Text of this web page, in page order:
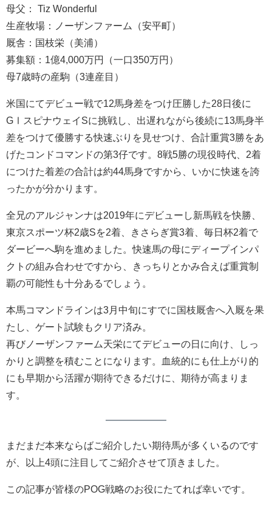
母父： Tiz Wonderful
生産牧場：ノーザンファーム（安平町）
厩舎：国枝栄（美浦）
募集額：1億4,000万円（一口350万円）
母7歳時の産駒（3連産目）
米国にてデビュー戦で12馬身差をつけ圧勝した28日後に
GⅠスピナウェイSに挑戦し、出遅れながら後続に13馬身半
差をつけて優勝する快速ぶりを見せつけ、合計重賞3勝をあ
げたコンドコマンドの第3仔です。8戦5勝の現役時代、2着
につけた着差の合計は約44馬身ですから、いかに快速を誇
ったかが分かります。
全兄のアルジャンナは2019年にデビューし新馬戦を快勝、
東京スポーツ杯2歳Sを2着、きさらぎ賞3着、毎日杯2着で
ダービーへ駒を進めました。快速馬の母にディープインパ
クトの組み合わせですから、きっちりとかみ合えば重賞制
覇の可能性も十分あるでしょう。
本馬コマンドラインは3月中旬にすでに国枝厩舎へ入厩を果
たし、ゲート試験もクリア済み。
再びノーザンファーム天栄にてデビューの日に向け、しっ
かりと調整を積むことになります。血統的にも仕上がり的
にも早期から活躍が期待できるだけに、期待が高まりま
す。
まだまだ本来ならばご紹介したい期待馬が多くいるのです
が、以上4頭に注目してご紹介させて頂きました。
この記事が皆様のPOG戦略のお役にたてれば幸いです。